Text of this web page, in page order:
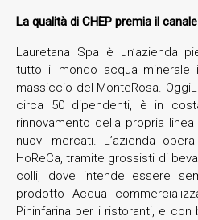
La qualità di CHEP premia il
Lauretana Spa è un’azienda
tutto il mondo acqua minerale
massiccio del MonteRosa.
circa 50 dipendenti, è in
rinnovamento della propria
nuovi mercati. L’azienda
HoReCa, tramite grossisti di
colli, dove intende essere
prodotto Acqua
Pininfarina per i ristoranti, e con